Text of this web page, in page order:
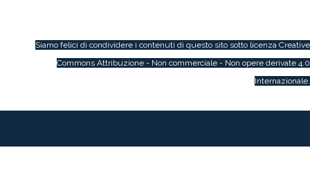
Siamo felici di condividere i contenuti di questo sito sotto licenza Creative
Commons Attribuzione - Non commerciale - Non opere derivate 4.0
Internazionale.